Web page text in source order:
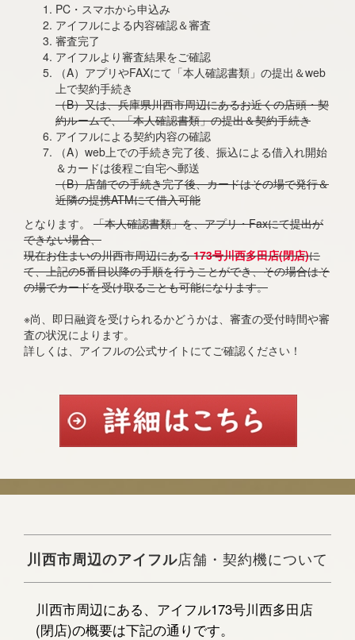
PC・スマホから申込み
アイフルによる内容確認＆審査
審査完了
アイフルより審査結果をご確認
（A）アプリやFAXにて「本人確認書類」の提出＆web
上で契約手続き
（B）又は、兵庫県川西市周辺にあるお近くの店頭・契
約ルームで、「本人確認書類」の提出＆契約手続き
アイフルによる契約内容の確認
（A）web上での手続き完了後、振込による借入れ開始
＆カードは後程ご自宅へ郵送
（B）店舗での手続き完了後、カードはその場で発行＆
近隣の提携ATMにて借入可能
となります。 「本人確認書類」を、アプリ・Faxにて提出が
できない場合、
現在お住まいの川西市周辺にある173号川西多田店(閉店)に
て、上記の5番目以降の手順を行うことができ、その場合はそ
の場でカードを受け取ることも可能になります。
※尚、即日融資を受けられるかどうかは、審査の受付時間や審
査の状況によります。
詳しくは、アイフルの公式サイトにてご確認ください！
川西市周辺のアイフル店舗・契約機について
川西市周辺にある、アイフル173号川西多田店
(閉店)の概要は下記の通りです。